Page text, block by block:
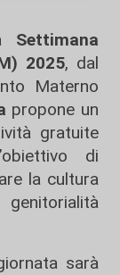
Settimana
2025, dal
Materno
propone un
gratuite
di
la cultura
sarà